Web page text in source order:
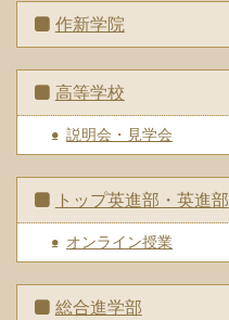
作新学院
高等学校
説明会・見学会
トップ英進部・英進部
オンライン授業
総合進学部